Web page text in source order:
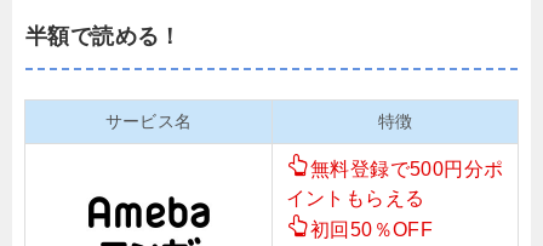
半額で読める！
サービス名 特徴
無料登録で500円分ポ
イントもらえる
初回50％OFF